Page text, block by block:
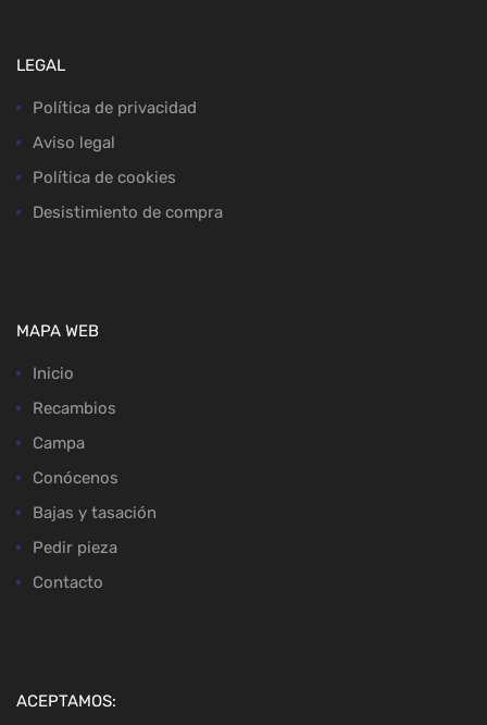
LEGAL
Política de privacidad
Aviso legal
Política de cookies
Desistimiento de compra
MAPA WEB
Inicio
Recambios
Campa
Conócenos
Bajas y tasación
Pedir pieza
Contacto
ACEPTAMOS: